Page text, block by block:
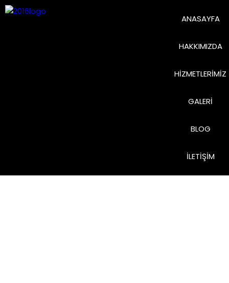
ANASAYFA
HAKKIMIZDA
HIZMETLERIMIZ
GALERI
BLOG
İLETIŞIM